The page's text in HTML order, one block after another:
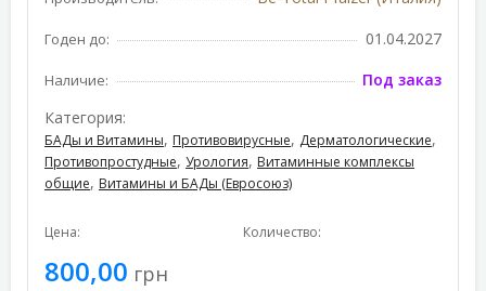
Годен до: 01.04.2027
Наличие:
Под заказ
Категория:
БАДы и Витамины, Противовирусные, Дерматологические,
Противопростудные, Урология, Витаминные комплексы
общие, Витамины и БАДы (Евросоюз)
Цена:
800,00 грн
Количество: